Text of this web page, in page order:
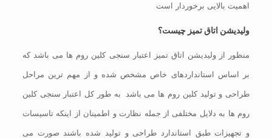
اهمیت بالایی برخوردار است.
ولیدیشن اتاق تمیز چیست؟
منظور از ولیدیشن اتاق تمیز اعتبار سنجی کلین روم ها می باشد که
بر اساس استانداردهای خاص مشخص شده و از مهم ترین مراحل
طراحی و تولید کلین روم ها می باشد. به طور کل اعتبار سنجی کلین
روم ها به دلایل مختلفی از جمله نظارت و اطمینان از اینکه تاسیسات
و تجهیزات طبق استاندارد طراحی و تولید شده باشند صورت می